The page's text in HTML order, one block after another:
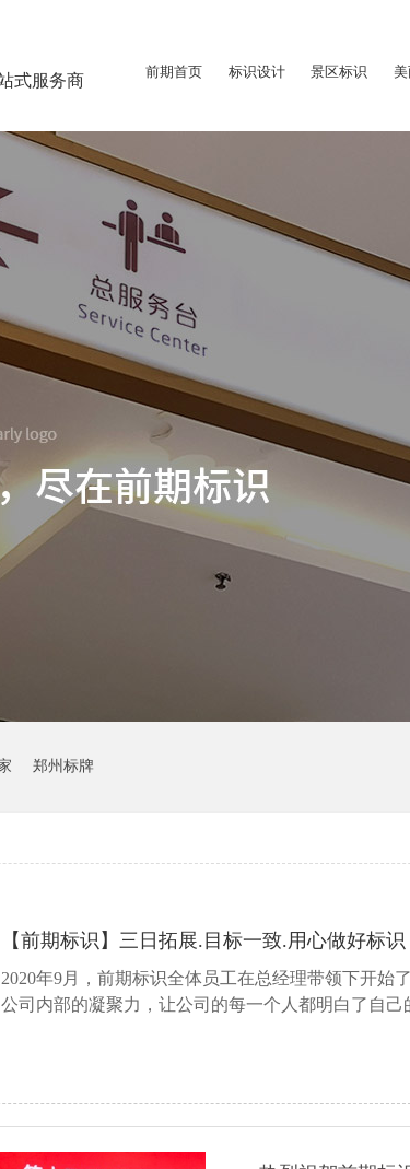
式服务商 前期首页 标识设计 景区标识
郑州标牌
【前期标识】三日拓展.目标一致.用心做好标识
2020年9月，前期标识全体员工在总经理带领下开始
公司内部的凝聚力，让公司的每一个人都明白了自己